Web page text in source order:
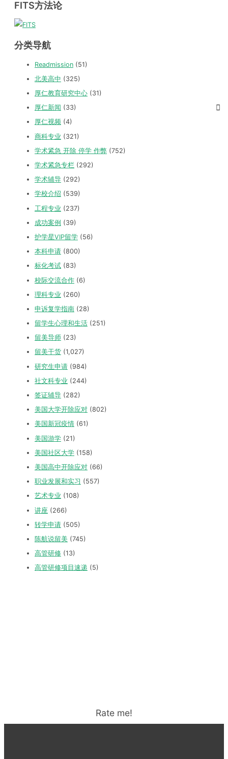
FITS方法论
分类导航
Readmission (51)
北美高中 (325)
厚仁教育研究中心 (31)
厚仁新闻 (33)
厚仁视频 (4)
商科专业 (321)
学术紧急 开除 停学 作弊 (752)
学术紧急专栏 (292)
学术辅导 (292)
学校介绍 (539)
工程专业 (237)
成功案例 (39)
护学星VIP留学 (56)
本科申请 (800)
标化考试 (83)
校际交流合作 (6)
理科专业 (260)
申诉复学指南 (28)
留学生心理和生活 (251)
留美导师 (23)
留美干货 (1,027)
研究生申请 (984)
社文科专业 (244)
签证辅导 (282)
美国大学开除应对 (802)
美国新冠疫情 (61)
美国游学 (21)
美国社区大学 (158)
美国高中开除应对 (66)
职业发展和实习 (557)
艺术专业 (108)
讲座 (266)
转学申请 (505)
陈航说留美 (745)
高管研修 (13)
高管研修项目速递 (5)
Rate me!